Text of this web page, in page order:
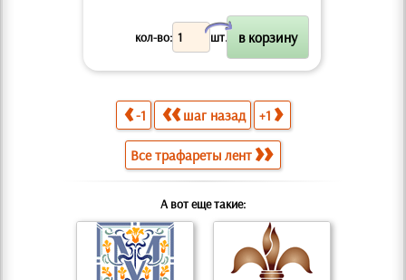
кол-во: шт.
X
-1 шаг назад +1
Все трафареты лент
А вот еще такие: